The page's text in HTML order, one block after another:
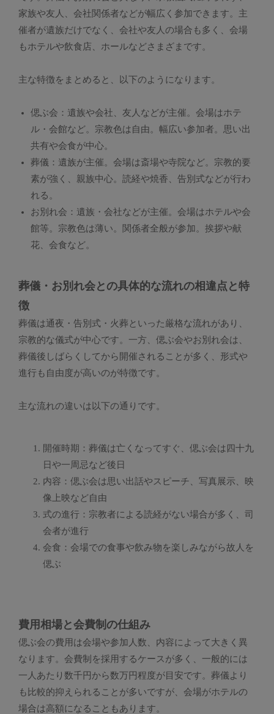
家族や友人、会社関係者などが幅広く参加できます。主
催者が遺族だけでなく、会社や友人の場合も多く、会場
もホテルや飲食店、ホールなどさまざまです。
主な特徴をまとめると、以下のようになります。
偲ぶ会：遺族や会社、友人などが主催。会場はホテ
ル・会館など。宗教色は自由。幅広い参加者。思い出
共有や会食が中心。
葬儀：遺族が主催。会場は斎場や寺院など。宗教的要
素が強く、親族中心。読経や焼香、告別式などが行わ
れる。
お別れ会：遺族・会社などが主催。会場はホテルや会
館等。宗教色は薄い。関係者全般が参加。挨拶や献
花、会食など。
葬儀・お別れ会との具体的な流れの相違点と特
徴
葬儀は通夜・告別式・火葬といった厳格な流れがあり、
宗教的な儀式が中心です。一方、偲ぶ会やお別れ会は、
葬儀後しばらくしてから開催されることが多く、形式や
進行も自由度が高いのが特徴です。
主な流れの違いは以下の通りです。
開催時期：葬儀は亡くなってすぐ、偲ぶ会は四十九
日や一周忌など後日
内容：偲ぶ会は思い出話やスピーチ、写真展示、映
像上映など自由
式の進行：宗教者による読経がない場合が多く、司
会者が進行
会食：会場での食事や飲み物を楽しみながら故人を
偲ぶ
費用相場と会費制の仕組み
偲ぶ会の費用は会場や参加人数、内容によって大きく異
なります。会費制を採用するケースが多く、一般的には
一人あたり数千円から数万円程度が目安です。葬儀より
も比較的抑えられることが多いですが、会場がホテルの
場合は高額になることもあります。